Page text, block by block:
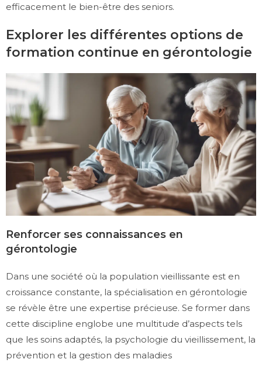
efficacement le bien-être des seniors.
Explorer les différentes options de
formation continue en gérontologie
Renforcer ses connaissances en
gérontologie
Dans une société où la population vieillissante est en
croissance constante, la spécialisation en gérontologie
se révèle être une expertise précieuse. Se former dans
cette discipline englobe une multitude d’aspects tels
que les soins adaptés, la psychologie du vieillissement, la
prévention et la gestion des maladies